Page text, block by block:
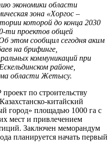
экономики области
зона «Хоргос –
которой до конца 2030
ти проектов общей
этом сообщил сегодня аким
на брифинге,
коммуникаций при
районе,
области Жетысу.
по строительству
китайский
город» площадью 1000 га с
мест и привлечением
Заключен меморандум
планируется начать первый